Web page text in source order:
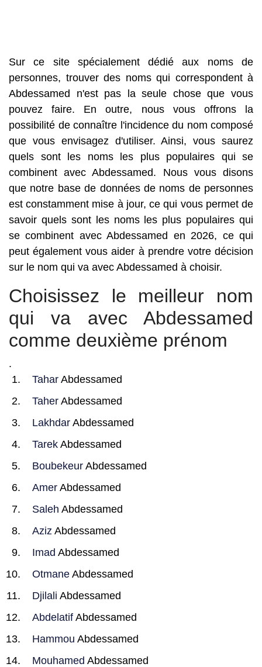
Sur ce site spécialement dédié aux noms de
personnes, trouver des noms qui correspondent à
Abdessamed n'est pas la seule chose que vous
pouvez faire. En outre, nous vous offrons la
possibilité de connaître l'incidence du nom composé
que vous envisagez d'utiliser. Ainsi, vous saurez
quels sont les noms les plus populaires qui se
combinent avec Abdessamed. Nous vous disons
que notre base de données de noms de personnes
est constamment mise à jour, ce qui vous permet de
savoir quels sont les noms les plus populaires qui
se combinent avec Abdessamed en 2026, ce qui
peut également vous aider à prendre votre décision
sur le nom qui va avec Abdessamed à choisir.
Choisissez le meilleur nom
qui va avec Abdessamed
comme deuxième prénom
.
Tahar Abdessamed
Taher Abdessamed
Lakhdar Abdessamed
Tarek Abdessamed
Boubekeur Abdessamed
Amer Abdessamed
Saleh Abdessamed
Aziz Abdessamed
Imad Abdessamed
Otmane Abdessamed
Djilali Abdessamed
Abdelatif Abdessamed
Hammou Abdessamed
Mouhamed Abdessamed